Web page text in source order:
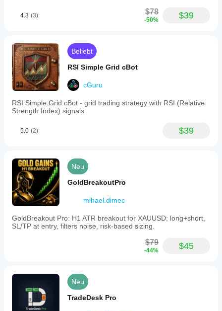
4.3 (3) $78
-50% $39
Beliebt
RSI Simple Grid cBot
cGuru
RSI Simple Grid cBot - grid trading strategy with RSI (Relative
Strength Index) signals
5.0 (2) $39
Neu
GoldBreakoutPro
mihael.dimec
GoldBreakout Pro: H1 ATR breakout for XAUUSD; long+short,
SL/TP at entry, filters noise, risk-based sizing.
$79
-44% $45
Neu
TradeDesk Pro